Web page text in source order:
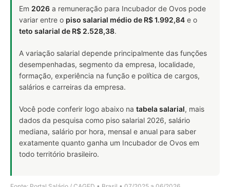
Em 2026 a remuneração para Incubador de Ovos pode
variar entre o piso salarial médio de R$ 1.992,84 e o
teto salarial de R$ 2.528,38.
A variação salarial depende principalmente das funções
desempenhadas, segmento da empresa, localidade,
formação, experiência na função e política de cargos,
salários e carreiras da empresa.
Você pode conferir logo abaixo na tabela salarial, mais
dados da pesquisa como piso salarial 2026, salário
mediana, salário por hora, mensal e anual para saber
exatamente quanto ganha um Incubador de Ovos em
todo território brasileiro.